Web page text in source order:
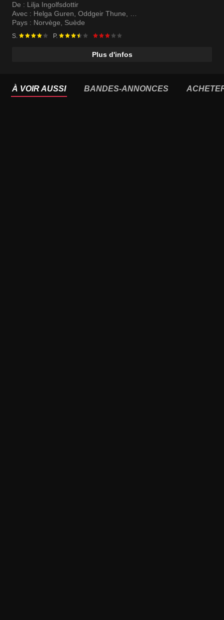
De : Lilja Ingolfsdottir
Avec : Helga Guren, Oddgeir Thune,
Marte Magnusdotter Solem
Pays : Norvège, Suède
S. P.
Plus d'infos
À VOIR AUSSI BANDES-ANNONCES